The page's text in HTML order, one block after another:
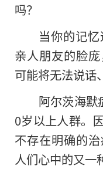
吗？
当你的记
亲人朋友的脸
可能将无法说话
阿尔茨海默
0岁以上人群。
不存在明确的
人们心中的又一